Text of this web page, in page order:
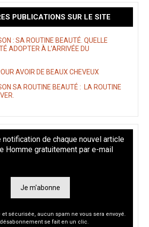
PUBLICATIONS SUR LE SITE
: SA ROUTINE BEAUTÉ. QUELLE
ADOPTER À L’ARRIVÉE DU
AVOIR DE BEAUX CHEVEUX
SA ROUTINE BEAUTÉ : LA ROUTINE
notification de chaque nouvel article
Homme gratuitement par e-mail
Je m'abonne
et sécurisée, aucun spam ne vous sera envoyé.
se fait en un clic.